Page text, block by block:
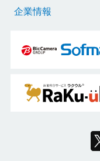
企業情報